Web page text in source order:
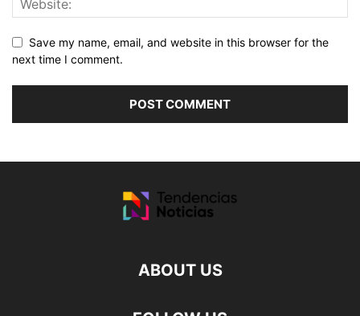
Save my name, email, and website in this browser for the
next time I comment.
ABOUT US